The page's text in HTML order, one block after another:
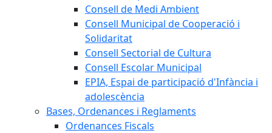
Consell de Medi Ambient
Consell Municipal de Cooperació i
Solidaritat
Consell Sectorial de Cultura
Consell Escolar Municipal
EPIA, Espai de participació d'Infància i
adolescència
Bases, Ordenances i Reglaments
Ordenances Fiscals